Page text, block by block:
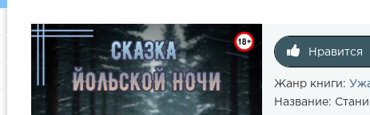
Нравится
Жанр книги:
Название: